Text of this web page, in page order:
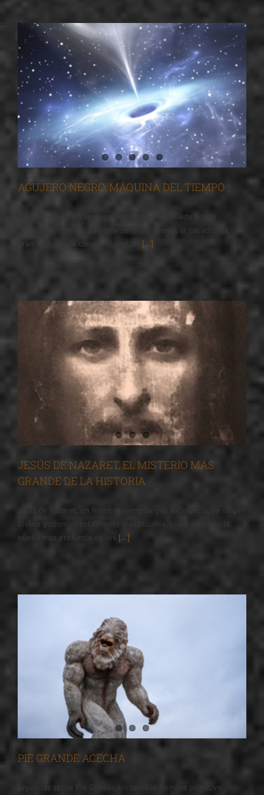
AGUJERO NEGRO, MÁQUINA DEL TIEMPO
"La energía de un agujero negro cósmico, puede enviar
cualquier información vibrante del universo, al pasado." La
gran lucha de la ciencia global, es [...]
JESÚS DE NAZARET, EL MISTERIO MÁS
GRANDE DE LA HISTORIA
Jesús de Nazaret, un hombre ejemplar por excelencia, de origen
divino y cósmico totalmente inexplicable, que ha dejado la
huella más profunda de los [...]
PIE GRANDE ACECHA
Leyendas sobre Pie Grande, un terrible hombre primitivo